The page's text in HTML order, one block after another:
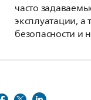
часто
эксплуатации, а
безопасности и